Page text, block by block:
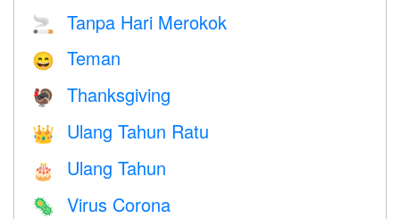
🚬 Tanpa Hari Merokok
😄 Teman
🦃 Thanksgiving
👑 Ulang Tahun Ratu
🎂 Ulang Tahun
🦠 Virus Corona